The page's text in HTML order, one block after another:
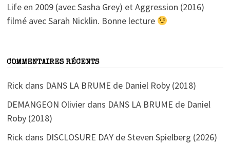
Life en 2009 (avec Sasha Grey) et Aggression (2016)
filmé avec Sarah Nicklin. Bonne lecture
COMMENTAIRES RÉCENTS
Rick dans DANS LA BRUME de Daniel Roby (2018)
DEMANGEON Olivierdans DANS LA BRUME de Daniel
Roby (2018)
Rick dans DISCLOSURE DAY de Steven Spielberg (2026)